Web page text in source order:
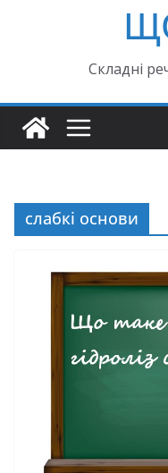
Складні
слабкі основи